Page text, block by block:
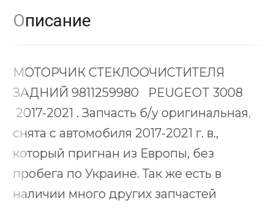
Описание
МОТОРЧИК СТЕКЛООЧИСТИТЕЛЯ
ЗАДНИЙ 9811259980 PEUGEOT 3008
2017-2021 . Запчасть б/у оригинальная,
снята с автомобиля 2017-2021 г. в.,
который пригнан из Европы, без
пробега по Украине. Так же есть в
наличии много других запчастей